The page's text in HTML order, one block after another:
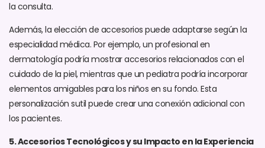
la consulta.
Además, la elección de accesorios puede adaptarse según la
especialidad médica. Por ejemplo, un profesional en
dermatología podría mostrar accesorios relacionados con el
cuidado de la piel, mientras que un pediatra podría incorporar
elementos amigables para los niños en su fondo. Esta
personalización sutil puede crear una conexión adicional con
los pacientes.
5. Accesorios Tecnológicos y su Impacto en la Experiencia